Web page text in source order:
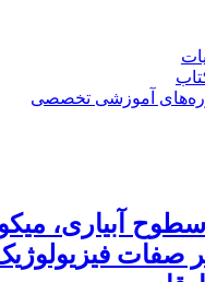
آموزشی تخصصی
سطوح آبیاری،
صفات